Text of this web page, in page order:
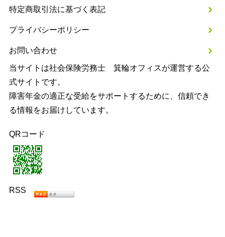
特定商取引法に基づく表記
プライバシーポリシー
お問い合わせ
当サイトは社会保険労務士 箕輪オフィスが運営する公
式サイトです。
障害年金の適正な受給をサポートするために、信頼でき
る情報をお届けしています。
QRコード
RSS